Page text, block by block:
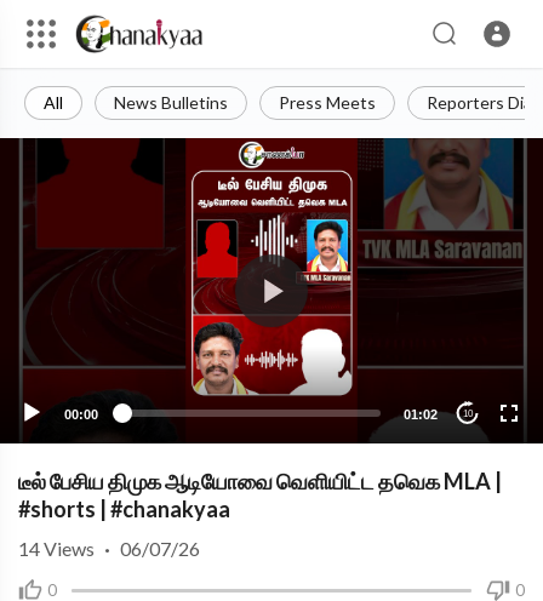
All News Bulletins Press Meets Reporters
00:00 01:02 10
டீல் பேசிய திமுக ஆடியோவை வெளியிட்ட தவெக MLA |
#shorts | #chanakyaa
0 0
14Views · 06/07/26